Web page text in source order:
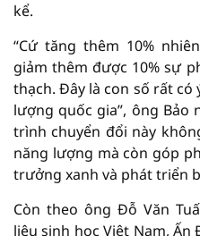
kể.
“Cứ tăng thêm 10%
giảm thêm được 10% sự
thạch. Đây là con số rất có
lượng quốc gia”, ông
trình chuyển đổi này
năng lượng mà còn góp
trưởng xanh và phát triển
Còn theo ông Đỗ Văn
liệu sinh học Việt Nam,